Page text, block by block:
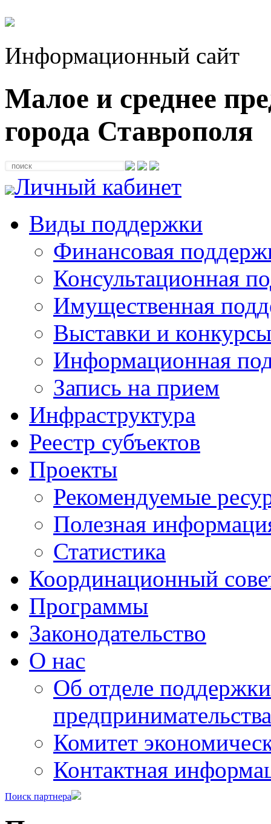
Информационный сайт
Малое и среднее
города Ставрополя
Личный кабинет
Виды поддержки
Финансовая
Консультационная
Имущественная
Выставки и конкурсы
Информационная
Запись на прием
Инфраструктура
Реестр субъектов
Проекты
Рекомендуемые
Полезная
Статистика
Координационный
Программы
Законодательство
О нас
Об отделе
предпринимательства
Комитет
Контактная
Поиск партнера